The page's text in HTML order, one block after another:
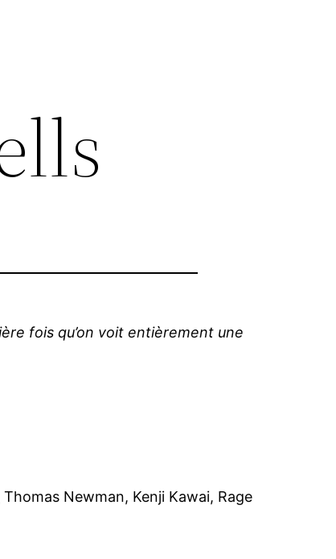
fois qu’on voit entièrement une
Newman, Kenji Kawai, Rage